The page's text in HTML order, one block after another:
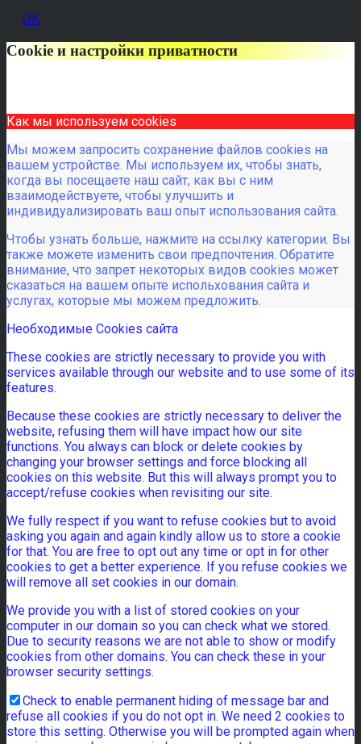
OK
Cookie и настройки приватности
Как мы используем cookies
Мы можем запросить сохранение файлов cookies на
вашем устройстве. Мы используем их, чтобы знать,
когда вы посещаете наш сайт, как вы с ним
взаимодействуете, чтобы улучшить и
индивидуализировать ваш опыт использования сайта.
Чтобы узнать больше, нажмите на ссылку категории. Вы
также можете изменить свои предпочтения. Обратите
внимание, что запрет некоторых видов cookies может
сказаться на вашем опыте испольхования сайта и
услугах, которые мы можем предложить.
Необходимые Cookies сайта
These cookies are strictly necessary to provide you with
services available through our website and to use some of its
features.
Because these cookies are strictly necessary to deliver the
website, refusing them will have impact how our site
functions. You always can block or delete cookies by
changing your browser settings and force blocking all
cookies on this website. But this will always prompt you to
accept/refuse cookies when revisiting our site.
We fully respect if you want to refuse cookies but to avoid
asking you again and again kindly allow us to store a cookie
for that. You are free to opt out any time or opt in for other
cookies to get a better experience. If you refuse cookies we
will remove all set cookies in our domain.
We provide you with a list of stored cookies on your
computer in our domain so you can check what we stored.
Due to security reasons we are not able to show or modify
cookies from other domains. You can check these in your
browser security settings.
Check to enable permanent hiding of message bar and
refuse all cookies if you do not opt in. We need 2 cookies to
store this setting. Otherwise you will be prompted again when